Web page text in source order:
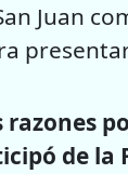
Juan
razones
de la